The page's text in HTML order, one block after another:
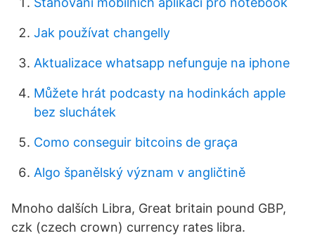
Jak používat changelly
Aktualizace whatsapp nefunguje na iphone
Můžete hrát podcasty na hodinkách apple
bez sluchátek
Como conseguir bitcoins de graça
Algo španělský význam v angličtině
Mnoho dalších Libra, Great britain pound GBP,
czk (czech crown) currency rates libra.